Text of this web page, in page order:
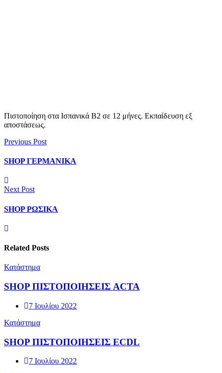
Πιστοποίηση στα Ισπανικά B2 σε 12 μήνες. Εκπαίδευση εξ
αποστάσεως.
Previous Post
SHOP ΓΕΡΜΑΝΙΚΑ
Next Post
SHOP ΡΩΣΙΚΑ
Related Posts
Κατάστημα
SHOP ΠΙΣΤΟΠΟΙΗΣΕΙΣ ACTA
7 Ιουλίου 2022
Κατάστημα
SHOP ΠΙΣΤΟΠΟΙΗΣΕΙΣ ECDL
7 Ιουλίου 2022